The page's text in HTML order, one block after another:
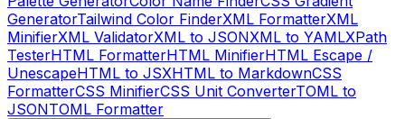
GeneratorTailwind Color FinderXML FormatterXML
MinifierXML ValidatorXML to JSONXML to YAMLXPath
TesterHTML FormatterHTML MinifierHTML Escape /
UnescapeHTML to JSXHTML to MarkdownCSS
FormatterCSS MinifierCSS Unit ConverterTOML to
JSONTOML Formatter